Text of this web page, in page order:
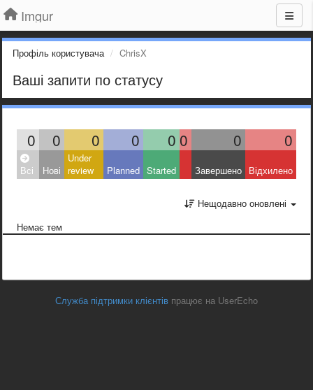
Imgur
Профіль користувача ChrisX
Ваші запити по статусу
0 0 0 0 0 0 0 0
Всі Нові
Under
review
Planned Started Завершено Відхилено
Нещодавно оновлені
Немає тем
Служба підтримки клієнтів працює на UserEcho